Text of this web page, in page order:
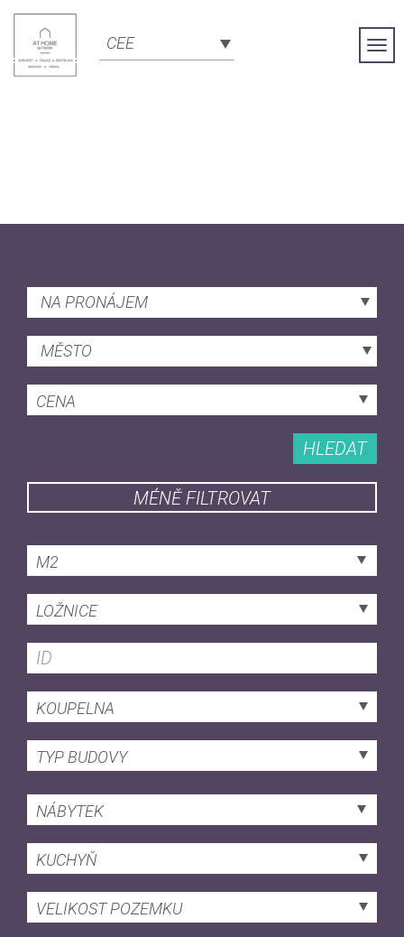
CEE
NA PRONÁJEM
MĚSTO
CENA
HLEDAT
MÉNĚ FILTROVAT
M2
LOŽNICE
KOUPELNA
TYP BUDOVY
NÁBYTEK
KUCHYŇ
VELIKOST POZEMKU